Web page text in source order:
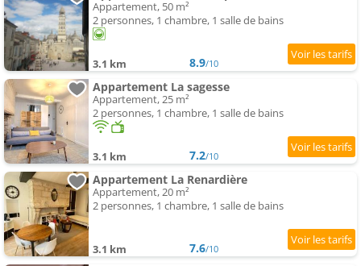
Appartement, 50 m²
2 personnes, 1 chambre, 1 salle de bains
3.1 km 8.9/10
Appartement La sagesse
Appartement, 25 m²
2 personnes, 1 chambre, 1 salle de bains
3.1 km 7.2/10
Appartement La Renardière
Appartement, 20 m²
2 personnes, 1 chambre, 1 salle de bains
3.1 km 7.6/10